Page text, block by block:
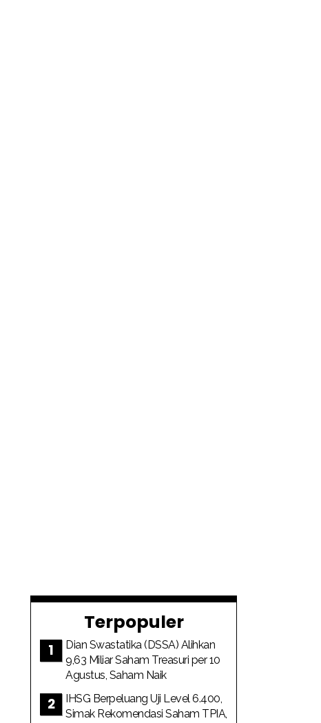
Terpopuler
Dian Swastatika (DSSA) Alihkan
9,63 Miliar Saham Treasuri per 10
Agustus, Saham Naik
IHSG Berpeluang Uji Level 6.400,
Simak Rekomendasi Saham TPIA,